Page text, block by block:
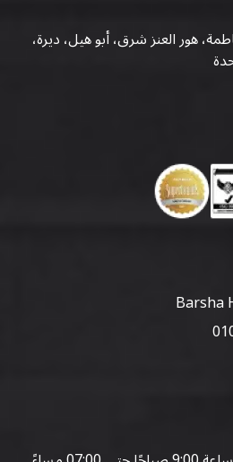
فاطمة، هور العنز شرق، أبو هيل، ديرة،
Barsha